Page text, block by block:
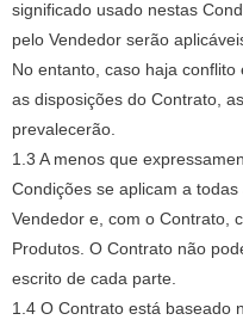
significado usado nestas
pelo Vendedor serão
No entanto, caso haja
as disposições do Contrato,
prevalecerão.
1.3 A menos que
Condições se aplicam a
Vendedor e, com o Contrato,
Produtos. O Contrato não
escrito de cada parte.
1.4 O Contrato está baseado